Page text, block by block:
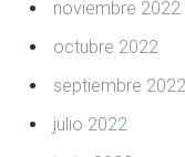
noviembre 2022
octubre 2022
septiembre 2022
julio 2022